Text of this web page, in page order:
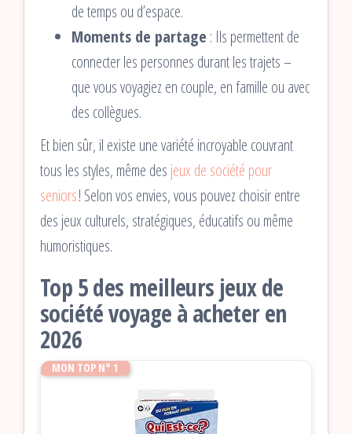
de temps ou d’espace.
Moments de partage : Ils permettent de
connecter les personnes durant les trajets –
que vous voyagiez en couple, en famille ou avec
des collègues.
Et bien sûr, il existe une variété incroyable couvrant
tous les styles, même des jeux de société pour
seniors! Selon vos envies, vous pouvez choisir entre
des jeux culturels, stratégiques, éducatifs ou même
humoristiques.
Top 5 des meilleurs jeux de
société voyage à acheter en
2026
MON TOP N° 1